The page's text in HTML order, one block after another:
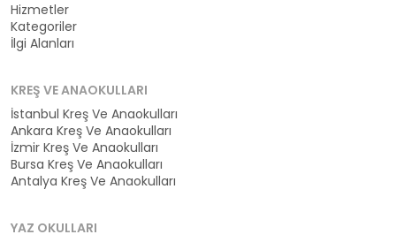
Hizmetler
Kategoriler
İlgi Alanları
KREŞ VE ANAOKULLARI
İstanbul Kreş Ve Anaokulları
Ankara Kreş Ve Anaokulları
İzmir Kreş Ve Anaokulları
Bursa Kreş Ve Anaokulları
Antalya Kreş Ve Anaokulları
YAZ OKULLARI